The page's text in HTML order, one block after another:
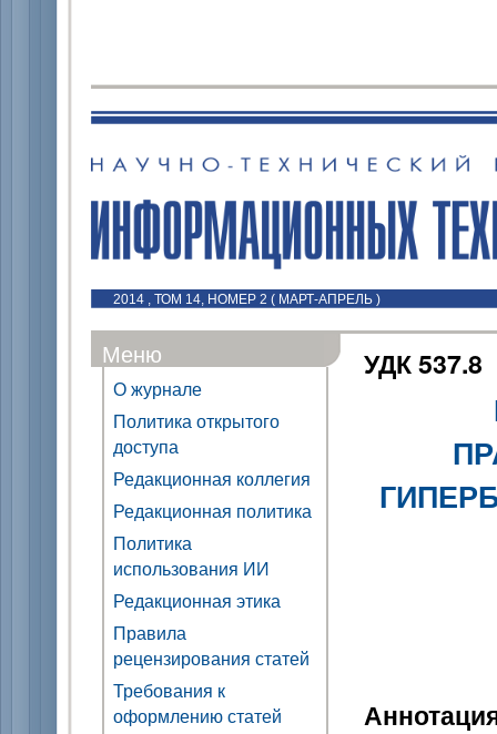
2014 , ТОМ 14, НОМЕР 2 ( МАРТ-АПРЕЛЬ )
Меню
О журнале
Политика открытого
доступа
Редакционная коллегия
Редакционная политика
Политика
использования ИИ
Редакционная этика
Правила
рецензирования статей
Требования к
оформлению статей
УДК 537.8